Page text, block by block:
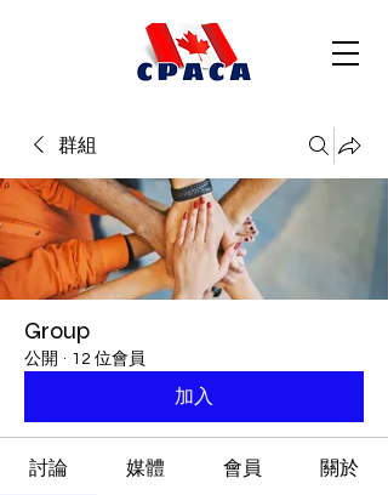
群組
Group
公開 · 12 位會員
加入
討論 媒體 會員 關於